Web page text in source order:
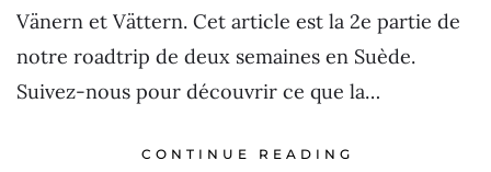
Vänern et Vättern. Cet article est la 2e partie de
notre roadtrip de deux semaines en Suède.
Suivez-nous pour découvrir ce que la…
CONTINUE READING